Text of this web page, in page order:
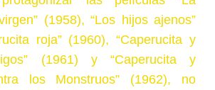
(1958), “Los hijos ajenos”
roja” (1960), “Caperucita y
(1961) y “Caperucita y
los Monstruos” (1962), no